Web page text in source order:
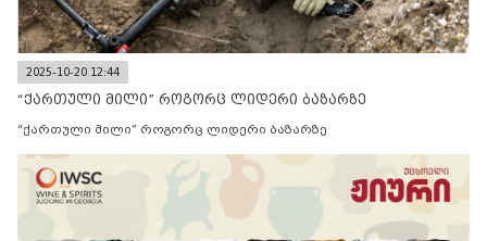
2025-10-20 12:44
“ქართული მილი” როგორც ლიდერი ბაზარზე
“ქართული მილი” როგორც ლიდერი ბაზარზე